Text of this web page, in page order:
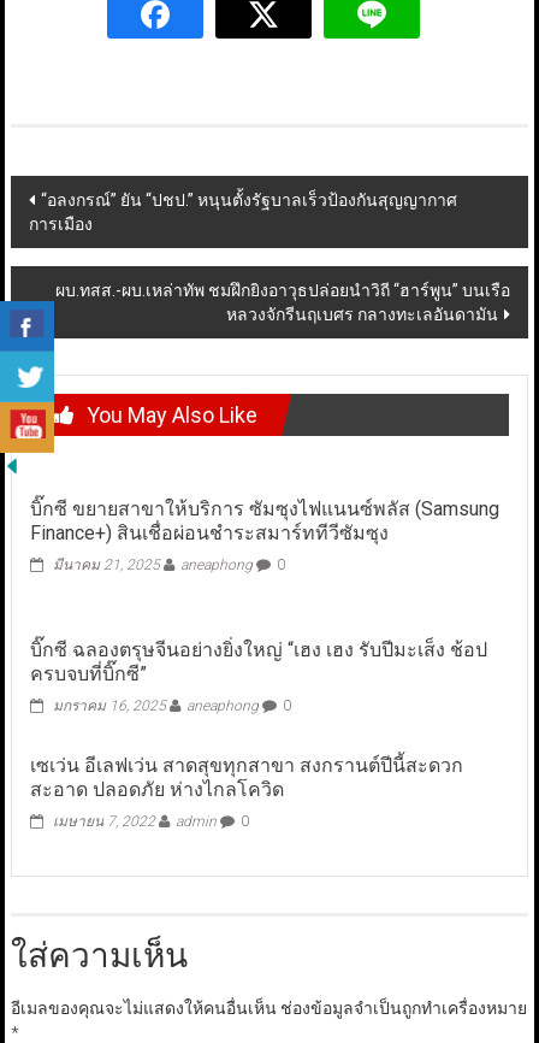
Post
navigation
“อลงกรณ์” ยัน “ปชป.” หนุนตั้งรัฐบาลเร็วป้องกันสุญญากาศ
การเมือง
ผบ.ทสส.-ผบ.เหล่าทัพ ชมฝึกยิงอาวุธปล่อยนำวิถี “ฮาร์พูน” บนเรือ
หลวงจักรีนฤเบศร กลางทะเลอันดามัน
You May Also Like
บิ๊กซี ขยายสาขาให้บริการ ซัมซุงไฟแนนซ์พลัส (Samsung
Finance+) สินเชื่อผ่อนชำระสมาร์ททีวีซัมซุง
มีนาคม 21, 2025 aneaphong 0
บิ๊กซี ฉลองตรุษจีนอย่างยิ่งใหญ่ “เฮง เฮง รับปีมะเส็ง ช้อป
ครบจบที่บิ๊กซี”
มกราคม 16, 2025 aneaphong 0
เซเว่น อีเลฟเว่น สาดสุขทุกสาขา สงกรานต์ปีนี้สะดวก
สะอาด ปลอดภัย ห่างไกลโควิด
เมษายน 7, 2022 admin 0
ใส่ความเห็น
อีเมลของคุณจะไม่แสดงให้คนอื่นเห็น ช่องข้อมูลจำเป็นถูกทำเครื่องหมาย
*